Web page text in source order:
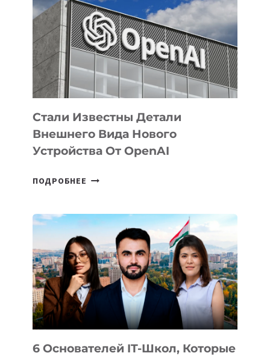
ЗАДАЧИ
ПО
РАЗВИТИЮ
ЭКОСИСТЕМЫ
ИСКУССТВЕННОГО
ИНТЕЛЛЕКТА
Стали Известны Детали
Внешнего Вида Нового
Устройства От OpenAI
ПОДРОБНЕЕ СТАЛИ
ВНЕШНЕГО
ВИДА
НОВОГО
УСТРОЙСТВА
ОТ
OPENAI
6 Основателей IT-Школ, Которые